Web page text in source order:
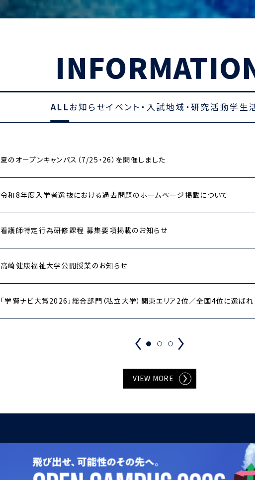
ALLお知らせイベント・入試地域・研究活動学生
夏のオープンキャンパス（7/25・26）を開催しました
令和8年度入学者選抜における過去問題のホームページ掲載について
看護師特定行為研修課程 募集要項掲載のお知らせ
高崎健康福祉大学公開授業のお知らせ
「学費ナビ大賞2026」総合部門（私立大学）関東エリア2位／全国4位に選ばれ
VIEW MORE